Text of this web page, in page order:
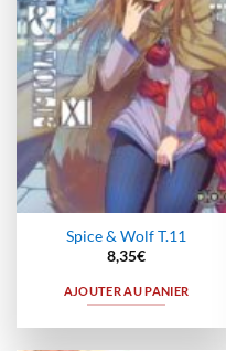
Spice & Wolf T.11
8,35€
AJOUTER AU PANIER